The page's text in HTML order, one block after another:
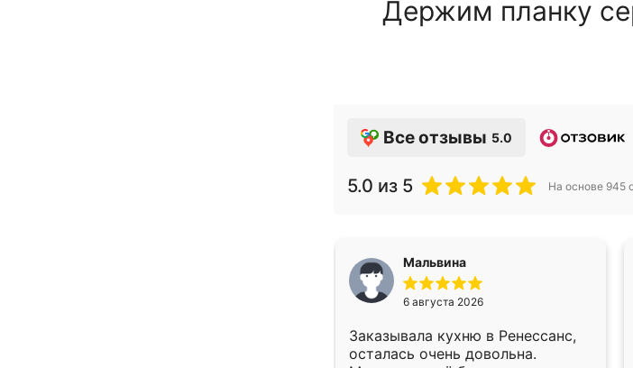
Держим планку
Все отзывы 5.0
5.0 из 5 На основе 945
Мальвина
6 августа 2026
Заказывала кухню в Ренессанс,
осталась очень довольна.